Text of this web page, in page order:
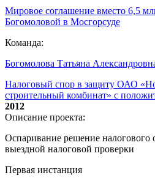
Мировое соглашение вместо 6,5
Богомоловой в Мосгорсуде
Команда:
Богомолова Татьяна
Налоговый спор в защиту ОАО
строительный комбинат» с
2012
Описание проекта:
Оспаривание решение налогового
выездной налоговой проверки
Первая инстанция